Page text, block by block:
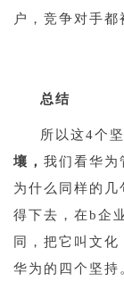
户，竞争对手都
总结
所以这4个
壤， 我们看华为
为什么同样的几
得下去，在b企
同，把它叫文
华为的四个坚持